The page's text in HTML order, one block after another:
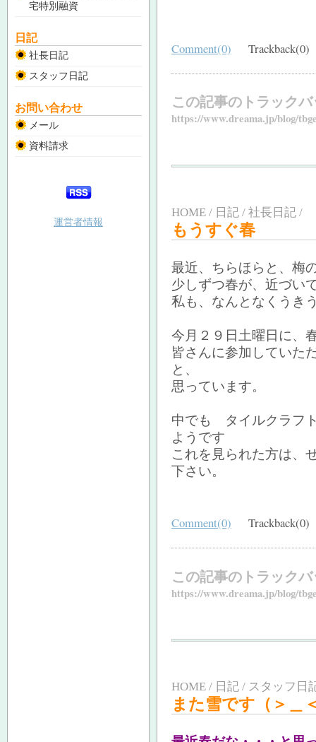
宅特別融資
日記
社長日記
スタッフ日記
お問い合わせ
メール
資料請求
運営者情報
Comment(0) Trackback(0)
この記事のトラック
https://www.dreama.jp/blog/
HOME / 日記 / 社長日記 /
もうすぐ春
最近、ちらほらと、梅
少しずつ春が、近づい
私も、なんとなくうき
今月２９日土曜日に、
皆さんに参加してい
と、
思っています。
中でも タイルクラフ
ようです
これを見られた方は、
下さい。
Comment(0) Trackback(0)
この記事のトラック
https://www.dreama.jp/blog/
HOME / 日記 / スタッフ日
また雪です（＞＿